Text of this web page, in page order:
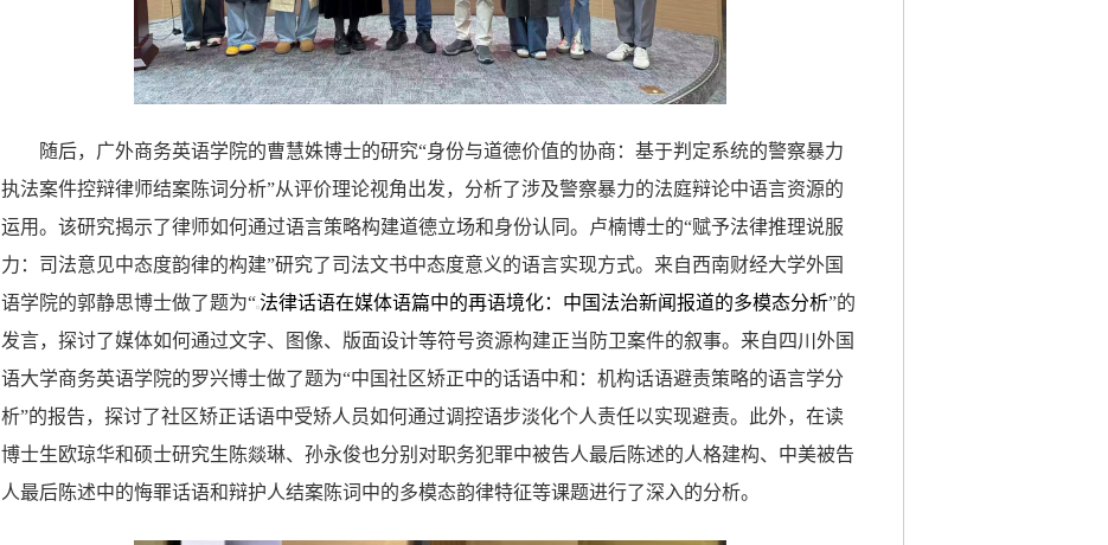
随后，广外商务英语学院的曹慧姝博士的研究“身份与道德价值的协商：基于判定系统的警察暴力
执法案件控辩律师结案陈词分析”从评价理论视角出发，分析了涉及警察暴力的法庭辩论中语言资源的
运用。该研究揭示了律师如何通过语言策略构建道德立场和身份认同。卢楠博士的“赋予法律推理说服
力：司法意见中态度韵律的构建”研究了司法文书中态度意义的语言实现方式。 来自西南财经大学外国
语学院的郭静思博士做了题为“法律话语在媒体语篇中的再语境化：中国法治新闻报道的多模态分析”的
发言，探讨了媒体如何通过文字、图像、版面设计等符号资源构建正当防卫案件的叙事。来自四川外国
语大学商务英语学院的罗兴博士做了题为“中国社区矫正中的话语中和：机构话语避责策略的语言学分
析”的报告，探讨了社区矫正话语中受矫人员如何通过调控语步淡化个人责任以实现避责。此外，在读
博士生欧琼华和硕士研究生陈燚琳、孙永俊也分别对职务犯罪中被告人最后陈述的人格建构、中美被告
人最后陈述中的悔罪话语和辩护人结案陈词中的多模态韵律特征等课题进行了深入的分析。